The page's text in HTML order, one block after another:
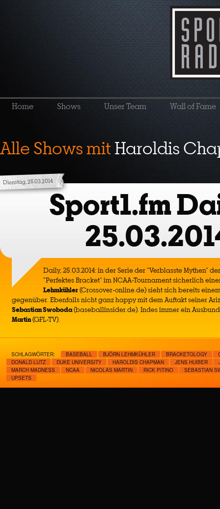
Home Shows Unser Team Wall of Fame
Alle Shows mitHaroldis
Dienstag, 25.03.2014
Sport1.fm
Daily, 25.03.2014: in der Serie der “Verblasste Mythen”
“Perfektes Bracket” im NCAA-Tournament sicherlich
Lehmkühler(Crossover-online.de) sieht sich bereits
gegenüber. Ebenfalls nicht ganz happy mit dem Auftakt seiner
Sebastian Swoboda(baseballinsider.de). Indes immer ein
Martin(GFL-TV).
SCHLAGWÖRTER: BASEBALL BJÖRN LEHMKÜHLER BRACKETOLOGY
DONALD LUTZ
DUKE UNIVERSITY HAROLDIS CHAPMAN JENS HUIBER
MARCH MADNESS
NCAA NICOLAS MARTIN RICK PITINO
SEBASTIAN
UPSETS